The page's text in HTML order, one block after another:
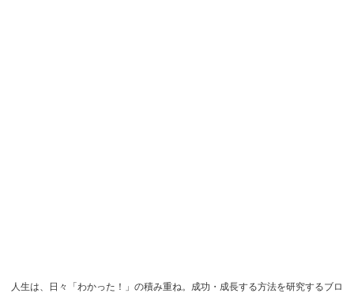
人生は、日々「わかった！」の積み重ね。成功・成長する方法を研究するブロ